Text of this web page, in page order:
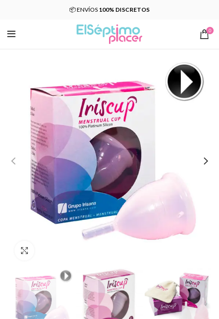
📦 ENVÍOS 100% DISCRETOS
0